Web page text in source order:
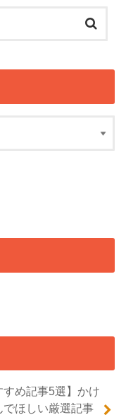
すめ記事5選】かけ
ほしい厳選記事